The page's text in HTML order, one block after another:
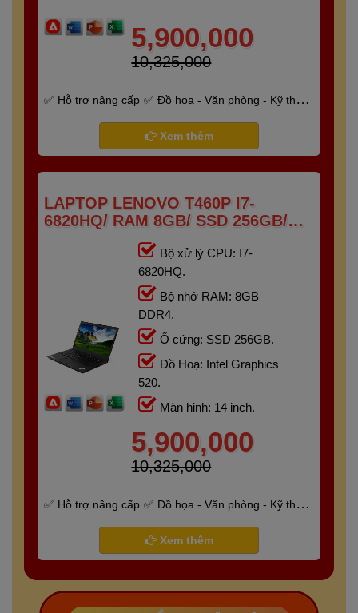
5,900,000
10,325,000
Hỗ trợ nâng cấp
Đồ họa - Văn phòng - Kỹ thuật
Bảo hành 6 tháng
Xem thêm
LAPTOP LENOVO T460P I7-
6820HQ/ RAM 8GB/ SSD 256GB/
Bộ xử lý CPU: I7-
6820HQ.
Bộ nhớ RAM: 8GB
DDR4.
Ổ cứng: SSD 256GB.
Đồ Hoạ: Intel Graphics
520.
Màn hinh: 14 inch.
5,900,000
10,325,000
Hỗ trợ nâng cấp
Đồ họa - Văn phòng - Kỹ thuật
Bảo hành 6 tháng
Xem thêm